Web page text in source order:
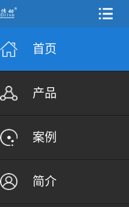
首页
产品
案例
简介